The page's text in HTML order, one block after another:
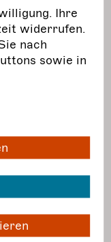
rund um
und
Ihre
widerrufen.
nach
sowie in